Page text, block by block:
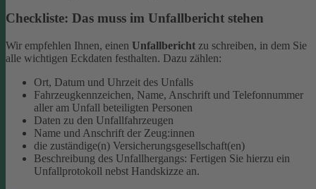
Checkliste: Das muss im Unfallbericht stehen
Wir empfehlen Ihnen, einen Unfallbericht zu schreiben, in dem Sie
alle wichtigen Eckdaten festhalten. Dazu zählen:
Ort, Datum und Uhrzeit des Unfalls
Fahrzeugkennzeichen, Name, Anschrift und Telefonnummer
aller am Unfall beteiligten Personen
Daten zu den Unfallfahrzeugen
Name und Anschrift der Zeug:innen
die zuständige(n) Versicherungsgesellschaft(en)
Beschreibung des Unfallhergangs: Fertigen Sie hierzu ein
Unfallprotokoll nebst Handskizze an.